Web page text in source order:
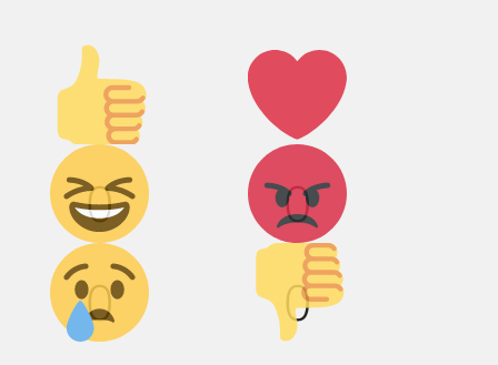
Палец
вверх!
0
Лайк!
0
Дикий
смех!
0
Агрессия!
0
Грусть :(
Палец
вниз!